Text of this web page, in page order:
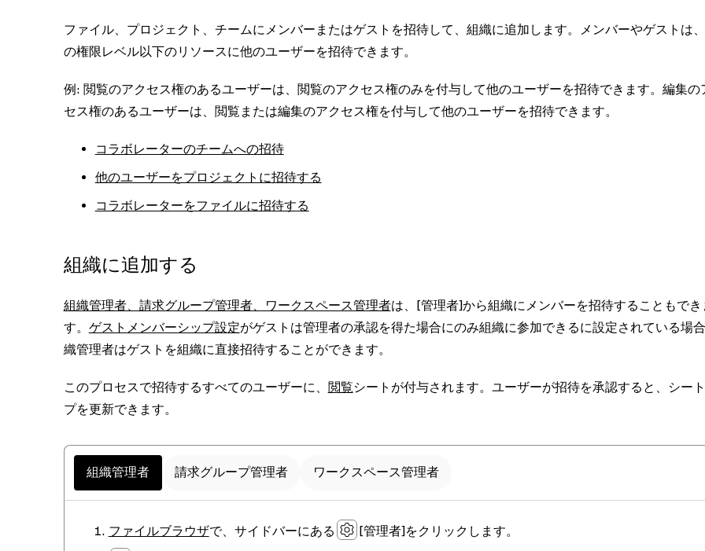
ファイル、プロジェクト、チームにメンバーまたはゲストを招待して、組織に追加します。メンバーやゲストは
の権限レベル以下のリソースに他のユーザーを招待できます。
例: 閲覧のアクセス権のあるユーザーは、閲覧のアクセス権のみを付与して他のユーザーを招待できます。編集の
セス権のあるユーザーは、閲覧または編集のアクセス権を付与して他のユーザーを招待できます。
コラボレーターのチームへの招待
他のユーザーをプロジェクトに招待する
コラボレーターをファイルに招待する
組織に追加する
組織管理者、請求グループ管理者、ワークスペース管理者は、 [管理者]から組織にメンバーを招待することもでき
す。 ゲストメンバーシップ設定がゲストは管理者の承認を得た場合にのみ組織に参加できるに設定されている場
織管理者はゲストを組織に直接招待することができます。
このプロセスで招待するすべてのユーザーに、 閲覧シートが付与されます。ユーザーが招待を承認すると、シー
プを更新できます。
組織管理者 請求グループ管理者 ワークスペース管理者
ファイルブラウザで、サイドバーにある [管理者]をクリックします。